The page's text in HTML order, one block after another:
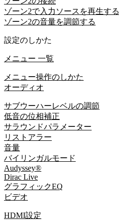
ゾーン2で入力ソースを再生する
ゾーン2の音量を調節する
設定のしかた
メニュー 一覧
メニュー操作のしかた
オーディオ
サブウーハーレベルの調節
低音の位相補正
サラウンドパラメーター
リストアラー
音量
バイリンガルモード
Audyssey®
Dirac Live
グラフィックEQ
ビデオ
HDMI設定